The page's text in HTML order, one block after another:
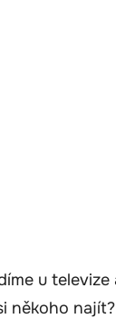
u televize
někoho